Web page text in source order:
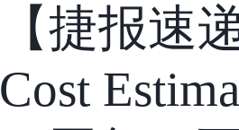
【捷报速
Cost